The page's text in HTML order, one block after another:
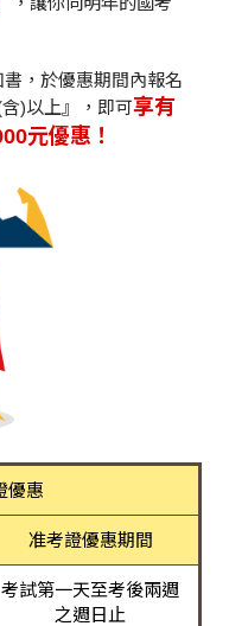
，於優惠期間內報名
)以上』，即可享有
元優惠！
優惠
准考證優惠期間
考試第一天至考後兩週
之週日止